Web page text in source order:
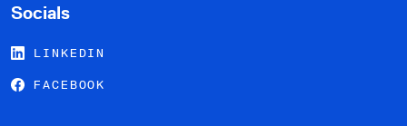
Socials
LINKEDIN
FACEBOOK